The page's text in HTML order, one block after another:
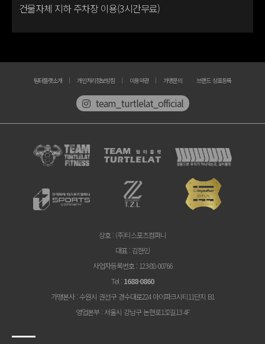
건물자체 지하 주차장 이용(3시간무료)
팀터틀랫소개 개인처리정보방침 이용약관 가맹문의 브랜드 상표등록
team_turtlelat_official
상호 : (주)티스포츠컴퍼니
대표 : 김한민
사업자등록번호 : 123-88-00766
Tel : 1688-0860
가맹본사: 수원시 권선구 경수대로224 아이파크시티11단지 B1
영업본부: 서울시 강남구 논현로132길13 4F